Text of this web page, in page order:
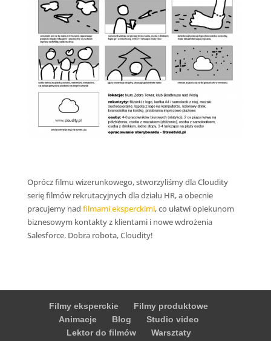
Oprócz filmu wizerunkowego, stworzyliśmy dla Cloudity
serię filmów rekrutacyjnych dla działu HR, a obecnie
pracujemy nad filmami eksperckimi, co ułatwi opiekunom
biznesowym kontakty z klientami i nowe wdrożenia
Salesforce. Dobra robota, Cloudity!
Filmy eksperckie
Filmy produktowe
Animacje
Blog
Studio video
Lektor do filmów
Warsztaty